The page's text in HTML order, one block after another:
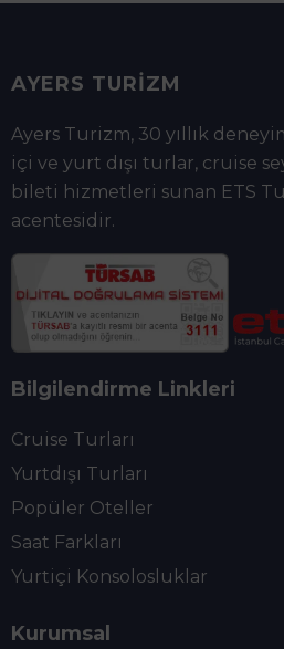
AYERS TURİZM
Ayers Turizm, 30 yıllık
içi ve yurt dışı turlar, cruise
bileti hizmetleri sunan ETS
acentesidir.
Bilgilendirme Linkleri
Cruise Turları
Yurtdışı Turları
Popüler Oteller
Saat Farkları
Yurtiçi Konsolosluklar
Kurumsal